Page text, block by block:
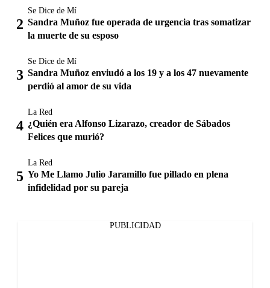
Se Dice de Mí
Sandra Muñoz fue operada de urgencia tras somatizar
la muerte de su esposo
Se Dice de Mí
Sandra Muñoz enviudó a los 19 y a los 47 nuevamente
perdió al amor de su vida
La Red
¿Quién era Alfonso Lizarazo, creador de Sábados
Felices que murió?
La Red
Yo Me Llamo Julio Jaramillo fue pillado en plena
infidelidad por su pareja
PUBLICIDAD